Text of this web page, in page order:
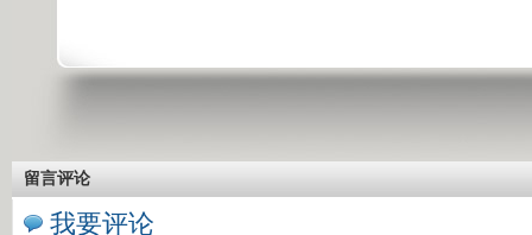
留言评论
我要评论